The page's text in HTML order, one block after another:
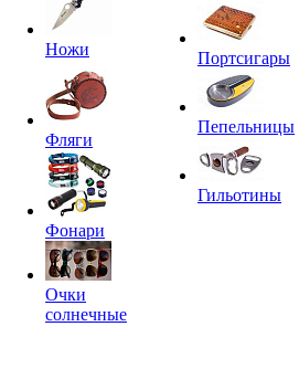
Ножи
Фляги
Фонари
Очки
солнечные
Портсигары
Пепельницы
Гильотины